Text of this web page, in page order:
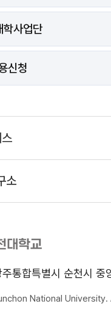
사업단
신청
소
통합특별시 순천시
National